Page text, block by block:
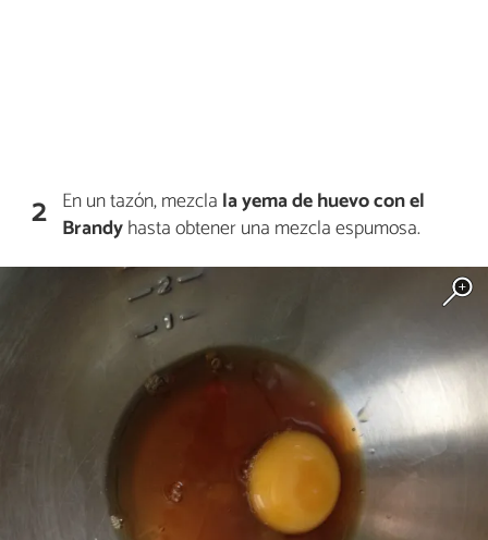
2 En un tazón, mezcla la yema de huevo con el
Brandyhasta obtener una mezcla espumosa.